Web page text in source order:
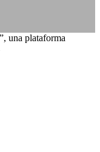
una plataforma